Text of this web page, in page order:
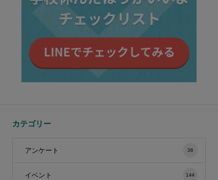
カテゴリー
アンケート 38
イベント 144